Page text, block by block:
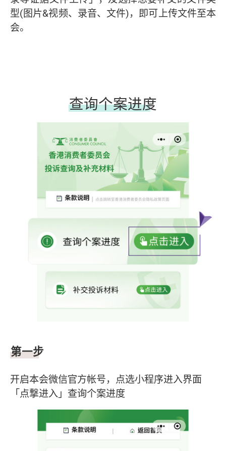
型(图片&视频、录音、文件)，即可上传文件至本
会。
查询个案进度
第一步
开启本会微信官方帐号，点选小程序进入界面
「点撃进入」查询个案进度